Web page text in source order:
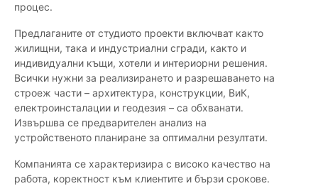
процес.
Предлаганите от студиото проекти включват както
жилищни, така и индустриални сгради, както и
индивидуални къщи, хотели и интериорни решения.
Всички нужни за реализирането и разрешаването на
строеж части – архитектура, конструкции, ВиК,
електроинсталации и геодезия – са обхванати.
Извършва се предварителен анализ на
устройственото планиране за оптимални резултати.
Компанията се характеризира с високо качество на
работа, коректност към клиентите и бързи срокове.